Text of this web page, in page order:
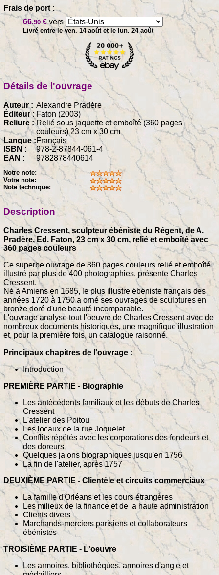
Frais de port :
66.90€vers
Livré entre le ven. 14 août et le lun. 24 août
Détails de l'ouvrage
Auteur : Alexandre Pradère
Éditeur : Faton (2003)
Reliure : Relié sous jaquette et emboîté (360 pages
couleurs) 23 cm x 30 cm
Langue :Français
ISBN :
978-2-87844-061-4
EAN :
9782878440614
Notre note:
Votre note:
Note technique:
Description
Charles Cressent, sculpteur ébéniste du Régent, de A.
Pradère, Ed. Faton, 23 cm x 30 cm, relié et emboîté avec
360 pages couleurs
Ce superbe ouvrage de 360 pages couleurs relié et emboîté,
illustré par plus de 400 photographies, présente Charles
Cressent.
Né à Amiens en 1685, le plus illustre ébéniste français des
années 1720 à 1750 a orné ses ouvrages de sculptures en
bronze doré d'une beauté incomparable.
L'ouvrage analyse tout l'oeuvre de Charles Cressent avec de
nombreux documents historiques, une magnifique illustration
et, pour la première fois, un catalogue raisonné.
Principaux chapitres de l'ouvrage :
Introduction
PREMIÈRE PARTIE - Biographie
Les antécédents familiaux et les débuts de Charles
Cressent
L'atelier des Poitou
Les locaux de la rue Joquelet
Conflits répétés avec les corporations des fondeurs et
des doreurs
Quelques jalons biographiques jusqu'en 1756
La fin de l'atelier, après 1757
DEUXIÈME PARTIE - Clientèle et circuits commerciaux
La famille d'Orléans et les cours étrangères
Les milieux de la finance et de la haute administration
Clients divers
Marchands-merciers parisiens et collaborateurs
ébénistes
TROISIÈME PARTIE - L'oeuvre
Les armoires, bibliothèques, armoires d'angle et